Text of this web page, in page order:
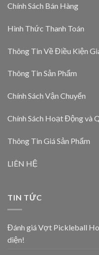
Chính Sách Bán Hàng
Hình Thức Thanh Toán
Thông Tin Về Điều Kiện
Thông Tin Sản Phẩm
Chính Sách Vận Chuyển
Chính Sách Hoạt Động và
Thông Tin Giá Sản Phẩm
LIÊN HỆ
TIN TỨC
Đánh giá Vợt Pickleball
diện!